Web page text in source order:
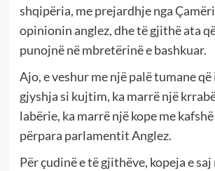
shqipëria, me prejardhje nga
opinionin anglez, dhe të gjithë ata
punojnë në mbretërinë e bashkuar.
Ajo, e veshur me një palë tumane
gjyshja si kujtim, ka marrë një
labërie, ka marrë një kope me
përpara parlamentit Anglez.
Për çudinë e të gjithëve, kopeja e